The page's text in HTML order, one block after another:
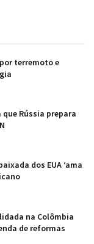
terremoto e
Rússia prepara
dos EUA ‘ama
na Colômbia
de reformas